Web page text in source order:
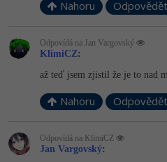
Nahoru Odpovědět
Odpovídá na Jan Vargovský
KlimiCZ:
až teď jsem zjistil že je to nad
Nahoru Odpovědět
Odpovídá na KlimiCZ
Jan Vargovský: